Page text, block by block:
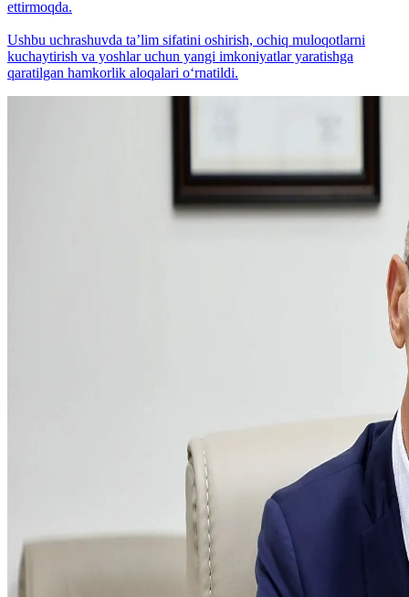
ettirmoqda.
Ushbu uchrashuvda taʼlim sifatini oshirish, ochiq muloqotlarni
kuchaytirish va yoshlar uchun yangi imkoniyatlar yaratishga
qaratilgan hamkorlik aloqalari o‘rnatildi.